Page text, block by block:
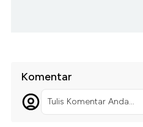
Komentar
Tulis Komentar Anda...